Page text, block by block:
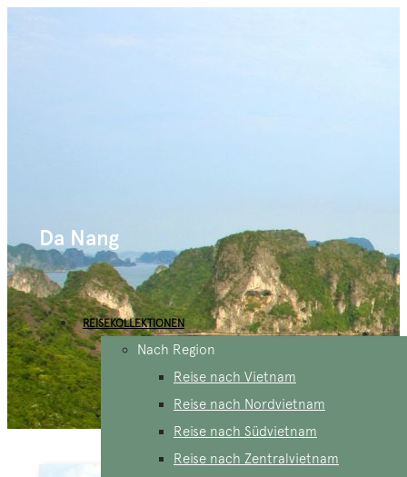
REISEKOLLEKTIONEN
Nach Region
Reise nach Vietnam
Reise nach Nordvietnam
Reise nach Südvietnam
Reise nach Zentralvietnam
Da Nang